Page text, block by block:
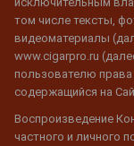
том числе тексты,
видеоматериалы
www.cigarpro.ru
пользователю права
содержащийся на
Воспроизведение
частного и личного